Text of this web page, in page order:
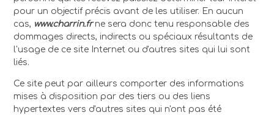
pour un objectif précis avant de les utiliser. En aucun
cas, www.charrin.frne sera donc tenu responsable des
dommages directs, indirects ou spéciaux résultants de
l'usage de ce site Internet ou d'autres sites qui lui sont
liés.
Ce site peut par ailleurs comporter des informations
mises à disposition par des tiers ou des liens
hypertextes vers d'autres sites qui n'ont pas été